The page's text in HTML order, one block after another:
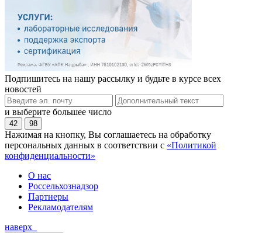
Подпишитесь на нашу рассылку и будьте в курсе всех
новостей
и выберите большее число
42 98
Нажимая на кнопку, Вы соглашаетесь на обработку
персональных данных в соответствии с «Политикой
конфиденциальности»
О нас
Россельхознадзор
Партнеры
Рекламодателям
наверх